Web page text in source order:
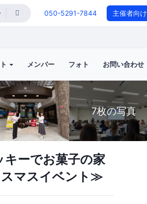
050-5291-7844 主催者向け
メンバー フォト お問い合わせ
7枚の写真
キーでお菓子の家
マスイベント≫